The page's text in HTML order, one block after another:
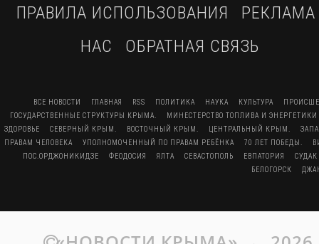
ПРАВИЛА ИСПОЛЬЗОВАНИЯ
РЕКЛАМА
НАС
ОБРАТНАЯ СВЯЗЬ
ВСЕ НОВОСТИ ГЛАВНАЯ RSS ПОЛИТИКА НАУКА КУЛЬТУРА
ГОСУДАРСТВЕННЫЕ СТРУКТУРЫ КРЫМА.
МИНЕСТЕРСТВО ТОПЛИВА И
ЗДОРОВЬЕ
СЕВЕРНЫЙ КРЫМ. ВОСТОЧНЫЙ КРЫМ. ЦЕНТРАЛЬНЫЙ КРЫМ.
ПРАВАМ ЧЕЛОВЕКА
УПОЛНОМОЧЕННЫЙ ПО ПРАВАМ РЕБЁНКА 70 ЛЕТ ПОБЕДЫ.
ПОС.ОРДЖОНИКИДЗЕ
ФЕОДОСИЯ ЯЛТА СЕВАСТОПОЛЬ ЕВПАТОРИЯ
СУДАК
БЕЛОГОРСК